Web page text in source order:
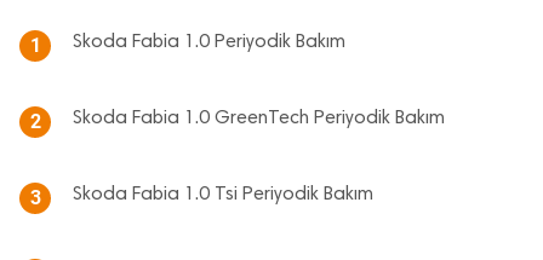
1 Skoda Fabia 1.0 Periyodik Bakım
2 Skoda Fabia 1.0 GreenTech Periyodik Bakım
3 Skoda Fabia 1.0 Tsi Periyodik Bakım